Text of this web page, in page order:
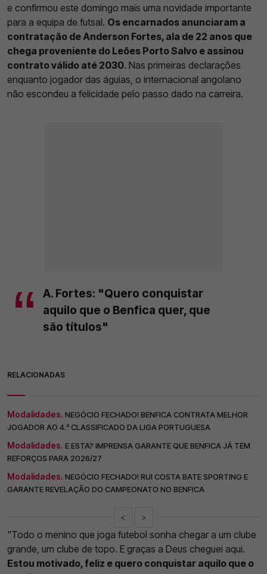
e confirmou este domingo mais uma novidade importante
para a equipa de futsal. Os encarnados anunciaram a
contratação de Anderson Fortes, ala de 22 anos que
chega proveniente do Leões Porto Salvo e assinou
contrato válido até 2030. Nas primeiras declarações
enquanto jogador das águias, o internacional angolano
não escondeu a felicidade pelo passo dado na carreira.
A. Fortes: "Quero conquistar
aquilo que o Benfica quer, que
são títulos"
RELACIONADAS
Modalidades. NEGÓCIO FECHADO! BENFICA CONTRATA MELHOR
JOGADOR AO 4.º CLASSIFICADO DA LIGA PORTUGUESA
Modalidades. E ESTA? IMPRENSA GARANTE QUE BENFICA JÁ TEM
REFORÇOS PARA 2026/27
Modalidades. NEGÓCIO FECHADO! RUI COSTA BATE SPORTING E
GARANTE REVELAÇÃO DO CAMPEONATO NO BENFICA
< >
"Todo o menino que joga futebol sonha chegar a um clube
grande, um clube de topo. E graças a Deus cheguei aqui.
Estou motivado, feliz e quero conquistar aquilo que o